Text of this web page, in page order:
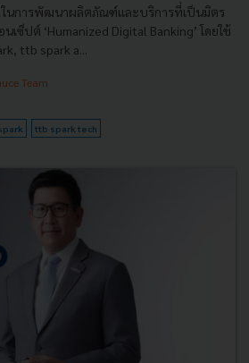
ในการพัฒนาผลิตภัณฑ์และบริการที่เป็นมิตร
เซ็ปต์ ‘Humanized Digital Banking’ โดยใช้
ttb spark a...
Team
ttb spark tech